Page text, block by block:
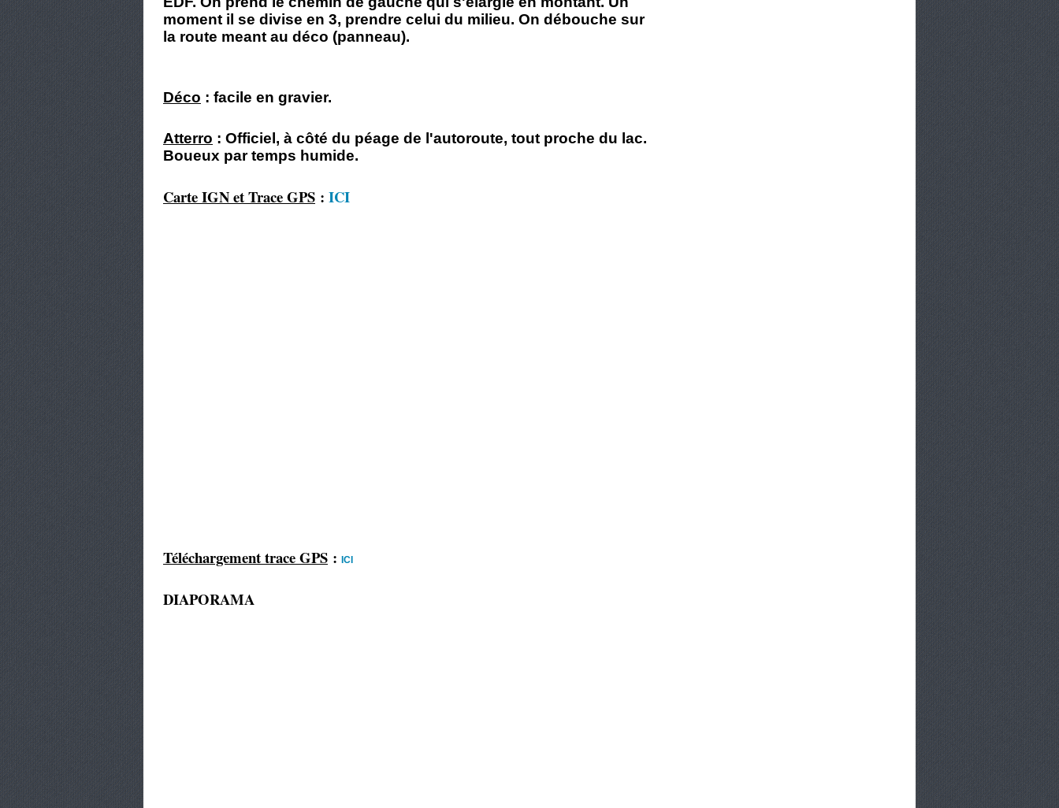
moment il se divise en 3, prendre celui du milieu. On débouche sur
la route meant au déco (panneau).
Déco : facile en gravier.
Atterro : Officiel, à côté du péage de l'autoroute, tout proche du lac.
Boueux par temps humide.
Carte IGN et Trace GPS : ICI
Téléchargement trace GPS : ICI
DIAPORAMA